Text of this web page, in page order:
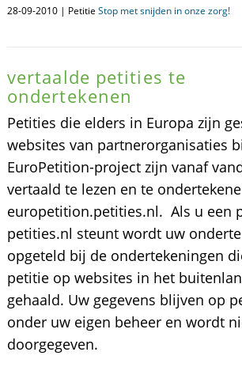
28-09-2010 | Petitie Stop met snijden in onze zorg!
vertaalde petities te
ondertekenen
Petities die elders in Europa zijn
websites van partnerorganisaties
EuroPetition-project zijn vanaf
vertaald te lezen en te
europetition.petities.nl. Als u een
petities.nl steunt wordt uw
opgeteld bij de ondertekeningen
petitie op websites in het
gehaald. Uw gegevens blijven op
onder uw eigen beheer en wordt
doorgegeven.